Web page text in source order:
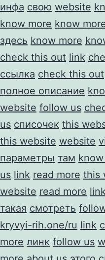
инфа свою website
know more know
здесь know more
check this out link
ссылка check this out
полное описание
website follow us
us списочек this
this website website
параметры там
us link read more this
website read more link
такая смотреть
kryvyi-rih.one/ru link
more линк follow us